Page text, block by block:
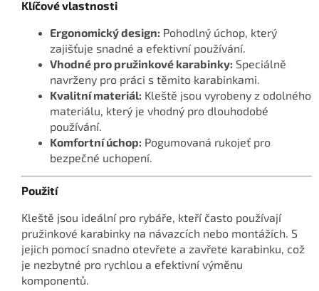
Klíčové vlastnosti
Ergonomický design: Pohodlný úchop, který
zajišťuje snadné a efektivní používání.
Vhodné pro pružinkové karabinky: Speciálně
navrženy pro práci s těmito karabinkami.
Kvalitní materiál: Kleště jsou vyrobeny z odolného
materiálu, který je vhodný pro dlouhodobé
používání.
Komfortní úchop: Pogumovaná rukojeť pro
bezpečné uchopení.
Použití
Kleště jsou ideální pro rybáře, kteří často používají
pružinkové karabinky na návazcích nebo montážích. S
jejich pomocí snadno otevřete a zavřete karabinku, což
je nezbytné pro rychlou a efektivní výměnu
komponentů.